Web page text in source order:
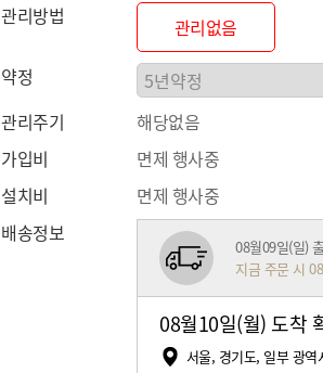
관리방법
관리없음
약정
관리주기
해당없음
가입비
면제 행사중
설치비
면제 행사중
배송정보
08월09일(일)
지금 주문 시
08월10일(월) 도착
서울, 경기도, 일부 광역